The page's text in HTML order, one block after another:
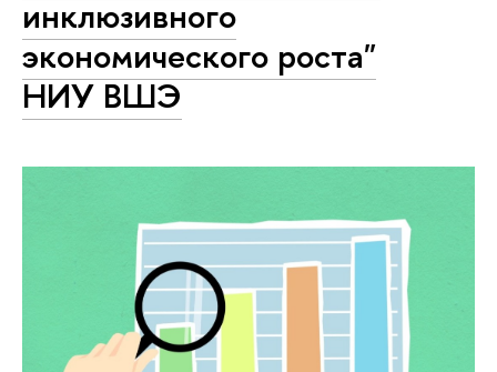
инклюзивного
экономического роста"
НИУ ВШЭ